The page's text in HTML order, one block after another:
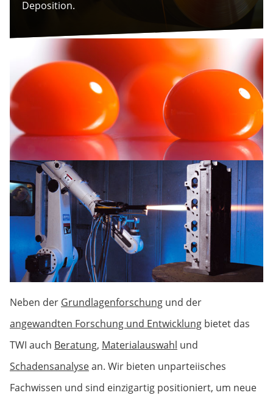
Deposition.
Neben der Grundlagenforschung und der
angewandten Forschung und Entwicklung bietet das
TWI auch Beratung, Materialauswahl und
Schadensanalysean. Wir bieten unparteiisches
Fachwissen und sind einzigartig positioniert, um neue